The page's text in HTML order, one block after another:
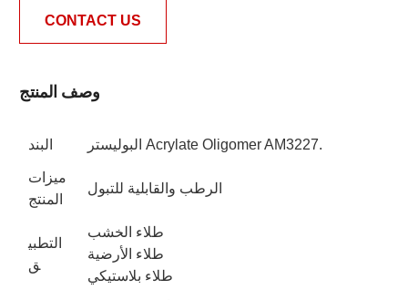
CONTACT US
وصف المنتج
البند البوليستر Acrylate Oligomer AM3227.
ميزات
المنتج
الرطب والقابلية للتبول
التطبي
ق
طلاء الأرضية
طلاء بلاستيكي